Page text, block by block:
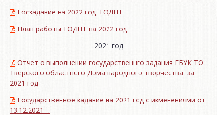
Госзадание на 2022 год_ТОДНТ
План работы ТОДНТ на 2022 год
2021 год
Отчет о выполнении государственнго задания ГБУК ТО
Тверского областного Дома народного творчества за
2021 год
Государственное задание на 2021 год с изменениями от
13.12.2021 г.